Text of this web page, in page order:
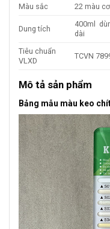
Màu sắc
22 màu
Dung tích
400ml
dài
Tiêu chuẩn
VLXD
TCVN
Mô tả sản phẩm
Bảng mẫu màu keo